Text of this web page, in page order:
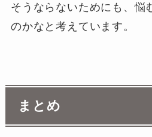
そうならないためにも、悩
のかなと考えています。
まとめ